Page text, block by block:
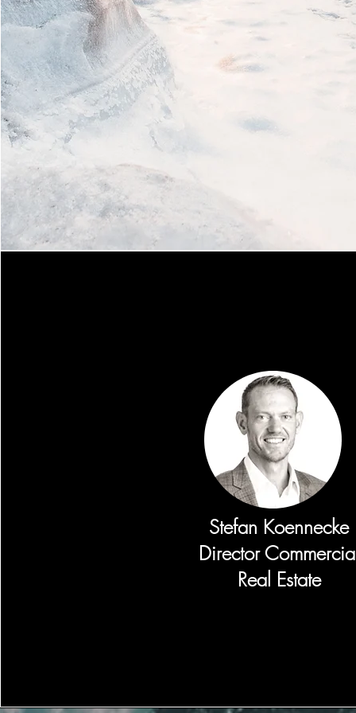
Stefan Koennecke
Director
Real Estate